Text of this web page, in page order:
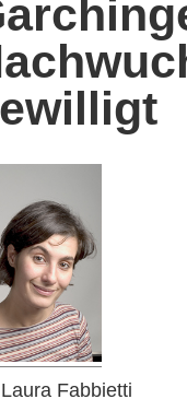
Fabbietti